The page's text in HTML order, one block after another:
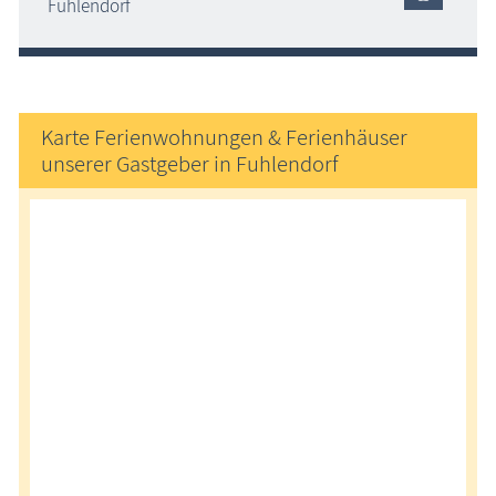
Fuhlendorf
Karte Ferienwohnungen & Ferienhäuser
unserer Gastgeber in Fuhlendorf